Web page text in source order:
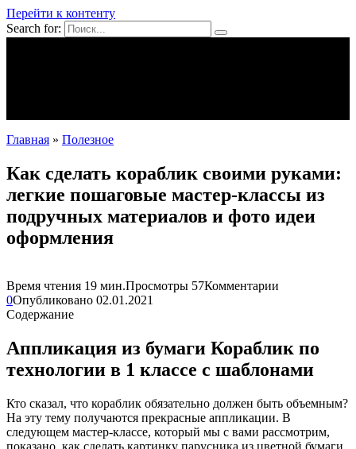
Перейти к контенту
Search for:
Главная » Полезное
Как сделать кораблик своими руками:
легкие пошаговые мастер-классы из
подручных материалов и фото идеи
оформления
Время чтения 19 мин.Просмотры 57Комментарии
0Опубликовано 02.01.2021
Содержание
Аппликация из бумаги Кораблик по
технологии в 1 классе с шаблонами
Кто сказал, что кораблик обязательно должен быть объемным?
На эту тему получаются прекрасные аппликации. В
следующем мастер-классе, который мы с вами рассмотрим,
показано, как сделать картинку парусника из цветной бумаги.